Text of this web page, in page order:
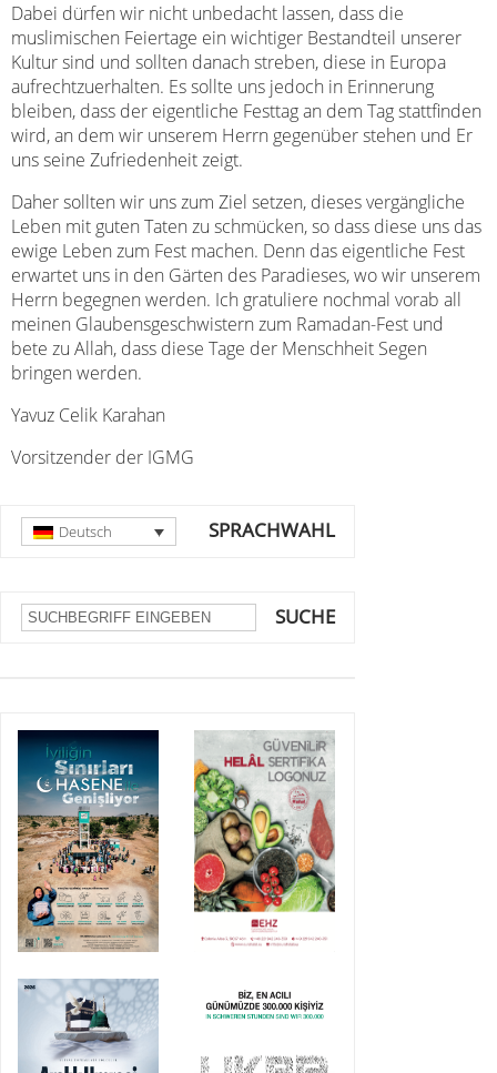
Dabei dürfen wir nicht unbedacht lassen, dass die
muslimischen Feiertage ein wichtiger Bestandteil unserer
Kultur sind und sollten danach streben, diese in Europa
aufrechtzuerhalten. Es sollte uns jedoch in Erinnerung
bleiben, dass der eigentliche Festtag an dem Tag stattfinden
wird, an dem wir unserem Herrn gegenüber stehen und Er
uns seine Zufriedenheit zeigt.
Daher sollten wir uns zum Ziel setzen, dieses vergängliche
Leben mit guten Taten zu schmücken, so dass diese uns das
ewige Leben zum Fest machen. Denn das eigentliche Fest
erwartet uns in den Gärten des Paradieses, wo wir unserem
Herrn begegnen werden. Ich gratuliere nochmal vorab all
meinen Glaubensgeschwistern zum Ramadan-Fest und
bete zu Allah, dass diese Tage der Menschheit Segen
bringen werden.
Yavuz Celik Karahan
Vorsitzender der IGMG
SPRACHWAHL
Deutsch
SUCHE